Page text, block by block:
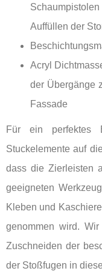
Auffüllen der
Acryl
der Übergänge
Fassade
Für ein perfektes
Stuckelemente auf
dass die Zierleisten
geeigneten
Kleben und
genommen wird.
Zuschneiden der
der Stoßfugen in